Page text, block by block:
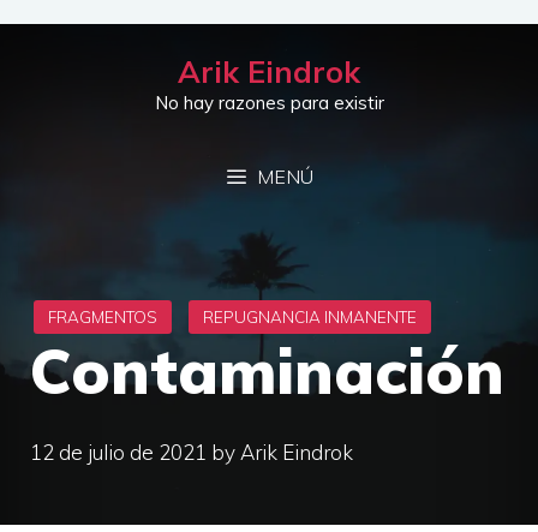
Saltar
Arik Eindrok
No hay razones para existir
MENÚ
Contaminación
12 de julio de 2021 by Arik Eindrok